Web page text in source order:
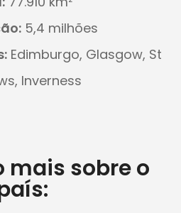
5,4 milhões
Edimburgo, Glasgow, St
Inverness
mais sobre o